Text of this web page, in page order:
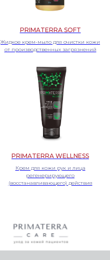
PRIMATERRA SOFT
Жидкое крем-мыло для очистки кожи
от производственных загрязнений
PRIMATERRA WELLNESS
Крем для кожи рук и лица
регенерирующего
(восстанавливающего) действия